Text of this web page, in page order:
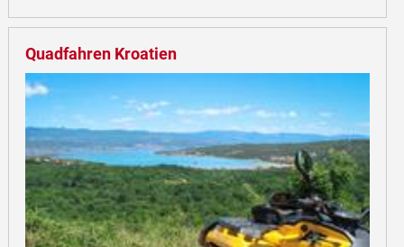
Quadfahren Kroatien